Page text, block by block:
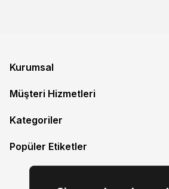
Kurumsal
Müşteri Hizmetleri
Kategoriler
Popüler Etiketler